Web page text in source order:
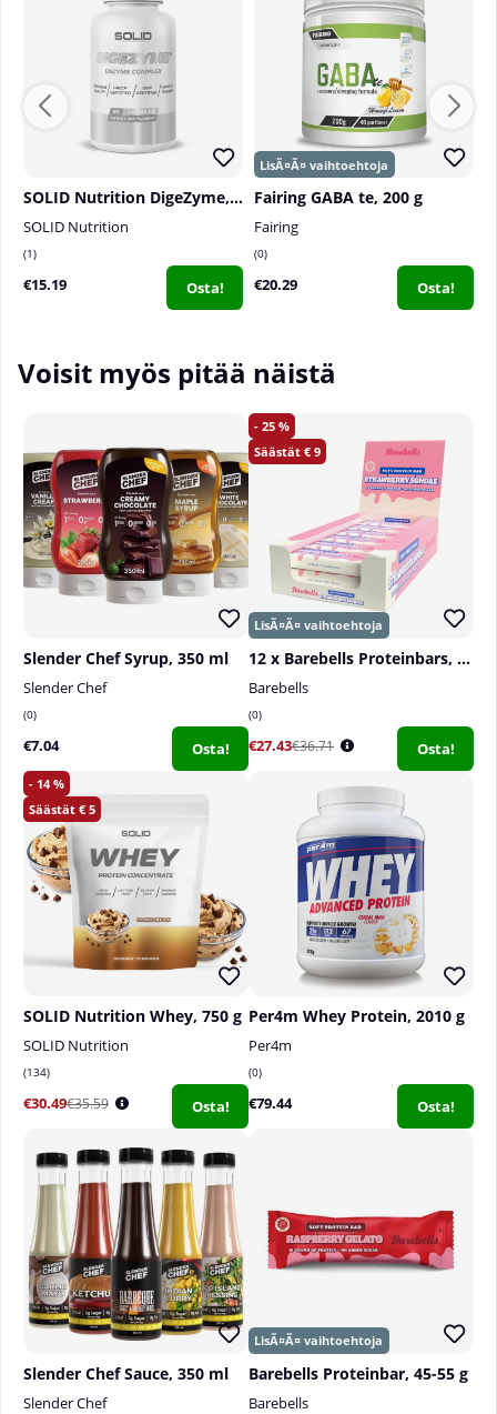
Kapseleita purkkia kohden:
90 kpl
Ravintolisä:Ei tule käyttää monipuolisen
ruokavalion korvikkeena. Yliannostus voi aiheuttaa
terveysriskejä. Säilytä lasten ulottumattomissa.
SOLID Nutrition DigeZyme, 90 caps
SOLID Nutrition
1
€15.19 Osta!
Fairing GABA te, 200 g
Fairing
0
€20.29 Osta!
Voisit myös pitää näistä
Slender Chef Syrup, 350 ml
Slender Chef
0
€7.04 Osta!
25
9
12 x Barebells Proteinbars, 55 g
Barebells
0
€27.43€36.71 Osta!
14
5
SOLID Nutrition Whey, 750 g
SOLID Nutrition
134
€30.49€35.59 Osta!
Per4m Whey Protein, 2010 g
Per4m
0
€79.44 Osta!
Slender Chef Sauce, 350 ml
Slender Chef
Barebells Proteinbar, 45-55 g
Barebells